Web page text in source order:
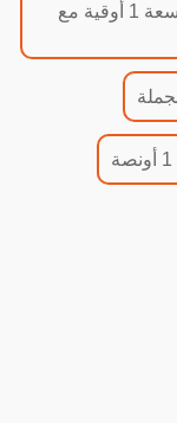
بيع الجملة لزجاجات زجاجية بنية اللون سعة 1 أوقية مع